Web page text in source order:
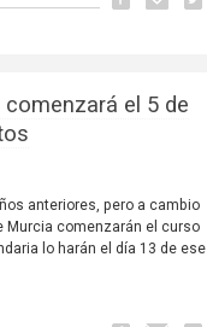
el 5 de
anteriores, pero a cambio
Murcia comenzarán el curso
lo harán el día 13 de ese